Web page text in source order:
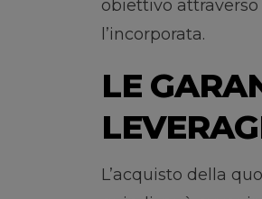
obiettivo
l’incorporata.
LE
L’acquisto della